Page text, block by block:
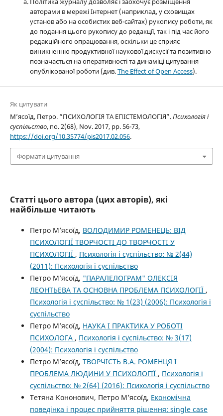
авторами в мережі Інтернет (наприклад, у сховищах
установ або на особистих веб-сайтах) рукопису роботи, як
до подання цього рукопису до редакції, так і під час його
редакційного опрацювання, оскільки це сприяє
виникненню продуктивної наукової дискусії та позитивно
позначається на оперативності та динаміці цитування
опублікованої роботи (див.The Effect of Open Access).
Як цитувати
М’ясоїд, Петро. “ПСИХОЛОГІЯ ТА ЕПІСТЕМОЛОГІЯ”.Психологія і
суспільство, no. 2(68), Nov. 2017, pp. 56-73,
https://doi.org/10.35774/pis2017.02.056.
Формати цитування
Статті цього автора (цих авторів), які
найбільше читають
Петро М’ясоїд, ВОЛОДИМИР РОМЕНЕЦЬ: ВІД
ПСИХОЛОГІЇ ТВОРЧОСТІ ДО ТВОРЧОСТІ У
ПСИХОЛОГІЇ , Психологія і суспільство: № 2(44)
(2011): Психологія і суспільство
Петро М’ясоїд, "ПАРАЛЕЛОГРАМ" ОЛЕКСІЯ
ЛЕОНТЬЕВА ТА ОСНОВНА ПРОБЛЕМА ПСИХОЛОГІЇ ,
Психологія і суспільство: № 1(23) (2006): Психологія і
суспільство
Петро М’ясоїд, НАУКА І ПРАКТИКА У РОБОТІ
ПСИХОЛОГА , Психологія і суспільство: № 3(17)
(2004): Психологія і суспільство
Петро М’ясоїд, ТВОРЧІСТЬ В.А. РОМЕНЦЯ І
ПРОБЛЕМА ЛЮДИНИ У ПСИХОЛОГІЇ , Психологія і
суспільство: № 2(64) (2016): Психологія і суспільство
Тетяна Кононович, Петро М’ясоїд, Економічна
поведінка і процес прийняття рішення: single case